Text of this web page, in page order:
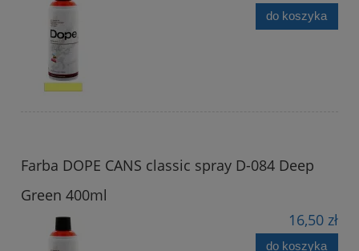
do koszyka
Farba DOPE CANS classic spray D-084 Deep
Green 400ml
16,50 zł
do koszyka